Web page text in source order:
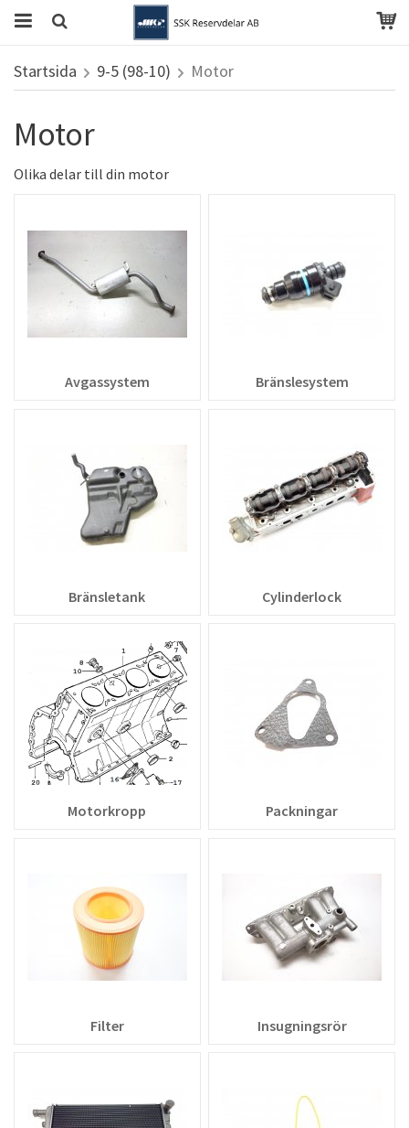
Startsida 9-5 (98-10) Motor
Motor
Olika delar till din motor
Avgassystem Bränslesystem
Bränsletank Cylinderlock
Motorkropp Packningar
Filter Insugningsrör